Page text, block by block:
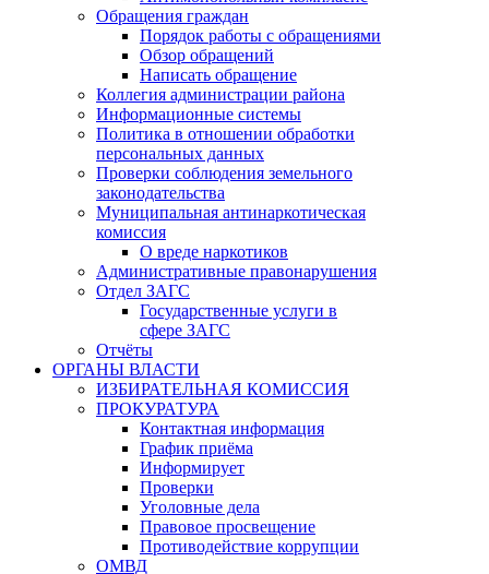
Обращения граждан
Порядок работы с обращениями
Обзор обращений
Написать обращение
Коллегия администрации района
Информационные системы
Политика в отношении обработки
персональных данных
Проверки соблюдения земельного
законодательства
Муниципальная антинаркотическая
комиссия
О вреде наркотиков
Административные правонарушения
Отдел ЗАГС
Государственные услуги в
сфере ЗАГС
Отчёты
ОРГАНЫ ВЛАСТИ
ИЗБИРАТЕЛЬНАЯ КОМИССИЯ
ПРОКУРАТУРА
Контактная информация
График приёма
Информирует
Проверки
Уголовные дела
Правовое просвещение
Противодействие коррупции
ОМВД